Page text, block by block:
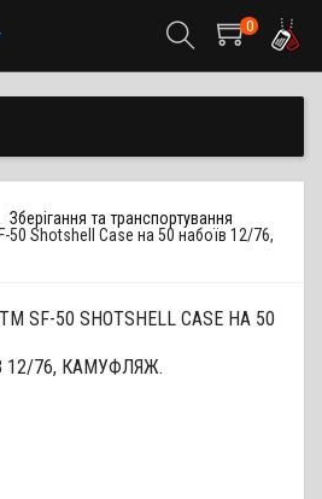
0
Зберігання та транспортування
50 Shotshell Case на 50 набоїв 12/76,
SF-50 SHOTSHELL CASE НА 50
12/76, КАМУФЛЯЖ.